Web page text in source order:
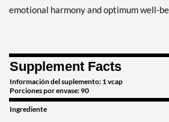
emotional harmony and optimum well-
Supplement Facts
Información del suplemento: 1 vcap
Porciones por envase: 90
Ingrediente